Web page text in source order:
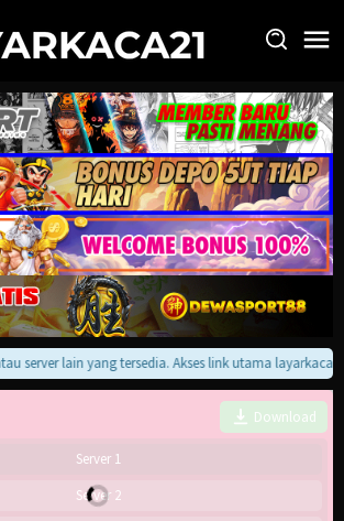
server lain yang tersedia. Akses link utama layarkaca
Download
Server 1
Server 2